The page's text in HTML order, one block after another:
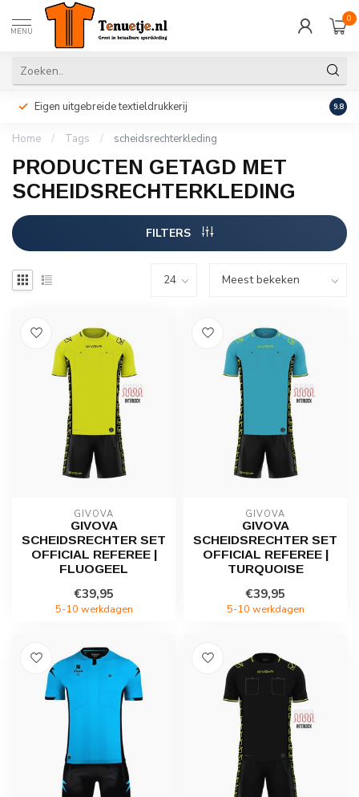
MENU
0
Eigen uitgebreide textieldrukkerij 9.8
Home / Tags / scheidsrechterkleding
PRODUCTEN GETAGD MET
SCHEIDSRECHTERKLEDING
FILTERS
GIVOVA
GIVOVA
SCHEIDSRECHTER SET
OFFICIAL REFEREE |
FLUOGEEL
€39,95
5-10 werkdagen
GIVOVA
GIVOVA
SCHEIDSRECHTER SET
OFFICIAL REFEREE |
TURQUOISE
€39,95
5-10 werkdagen